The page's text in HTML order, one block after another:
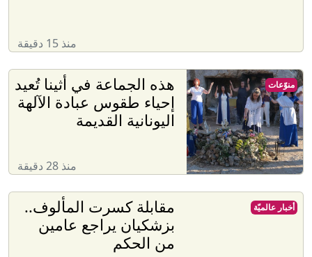
منذ 15 دقيقة
هذه الجماعة في أثينا تُعيد
إحياء طقوس عبادة الآلهة
اليونانية القديمة
منذ 28 دقيقة
منوّعات
مقابلة كسرت المألوف..
بزشكيان يراجع عامين
من الحكم
أخبار عالميّة